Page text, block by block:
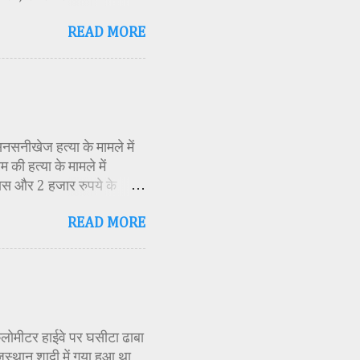
अध्यक्ष एवं भाजपा जिला
मूर्ति एवं अखंड ज्योत का
बीच देवी शक्ति स्वरूपा
मंत्रोच्चार के बीच देवी
READ MORE
हत्या के मामले में
की हत्या के मामले में
और 2 हजार रुपये के
से की गई है। जांच के
और हत्या को अंजाम
से उसके दोनों हाथ काट
READ MORE
हाईवे पर घसीटा ढाबा